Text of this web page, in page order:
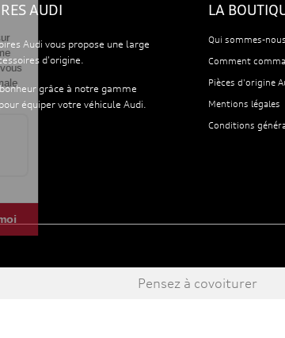
AUDI
Audi vous propose une large
d'origine.
grâce à notre gamme
équiper votre véhicule Audi.
LA
Qui sommes-
Comment
Pièces d'origine
Mentions légales
Conditions
Pensez à covoiturer